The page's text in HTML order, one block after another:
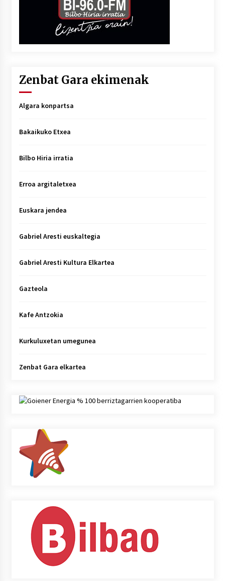
Zenbat Gara ekimenak
Algara konpartsa
Bakaikuko Etxea
Bilbo Hiria irratia
Erroa argitaletxea
Euskara jendea
Gabriel Aresti euskaltegia
Gabriel Aresti Kultura Elkartea
Gazteola
Kafe Antzokia
Kurkuluxetan umegunea
Zenbat Gara elkartea